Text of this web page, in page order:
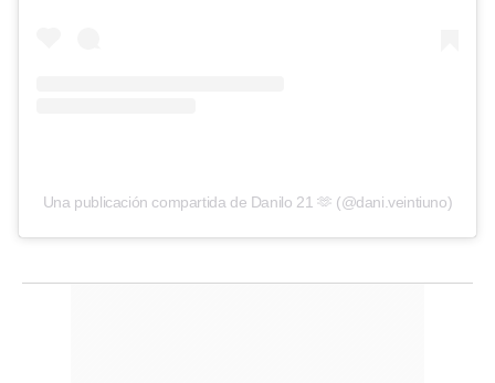
Una publicación compartida de Danilo 21 🫶 (@dani.veintiuno)